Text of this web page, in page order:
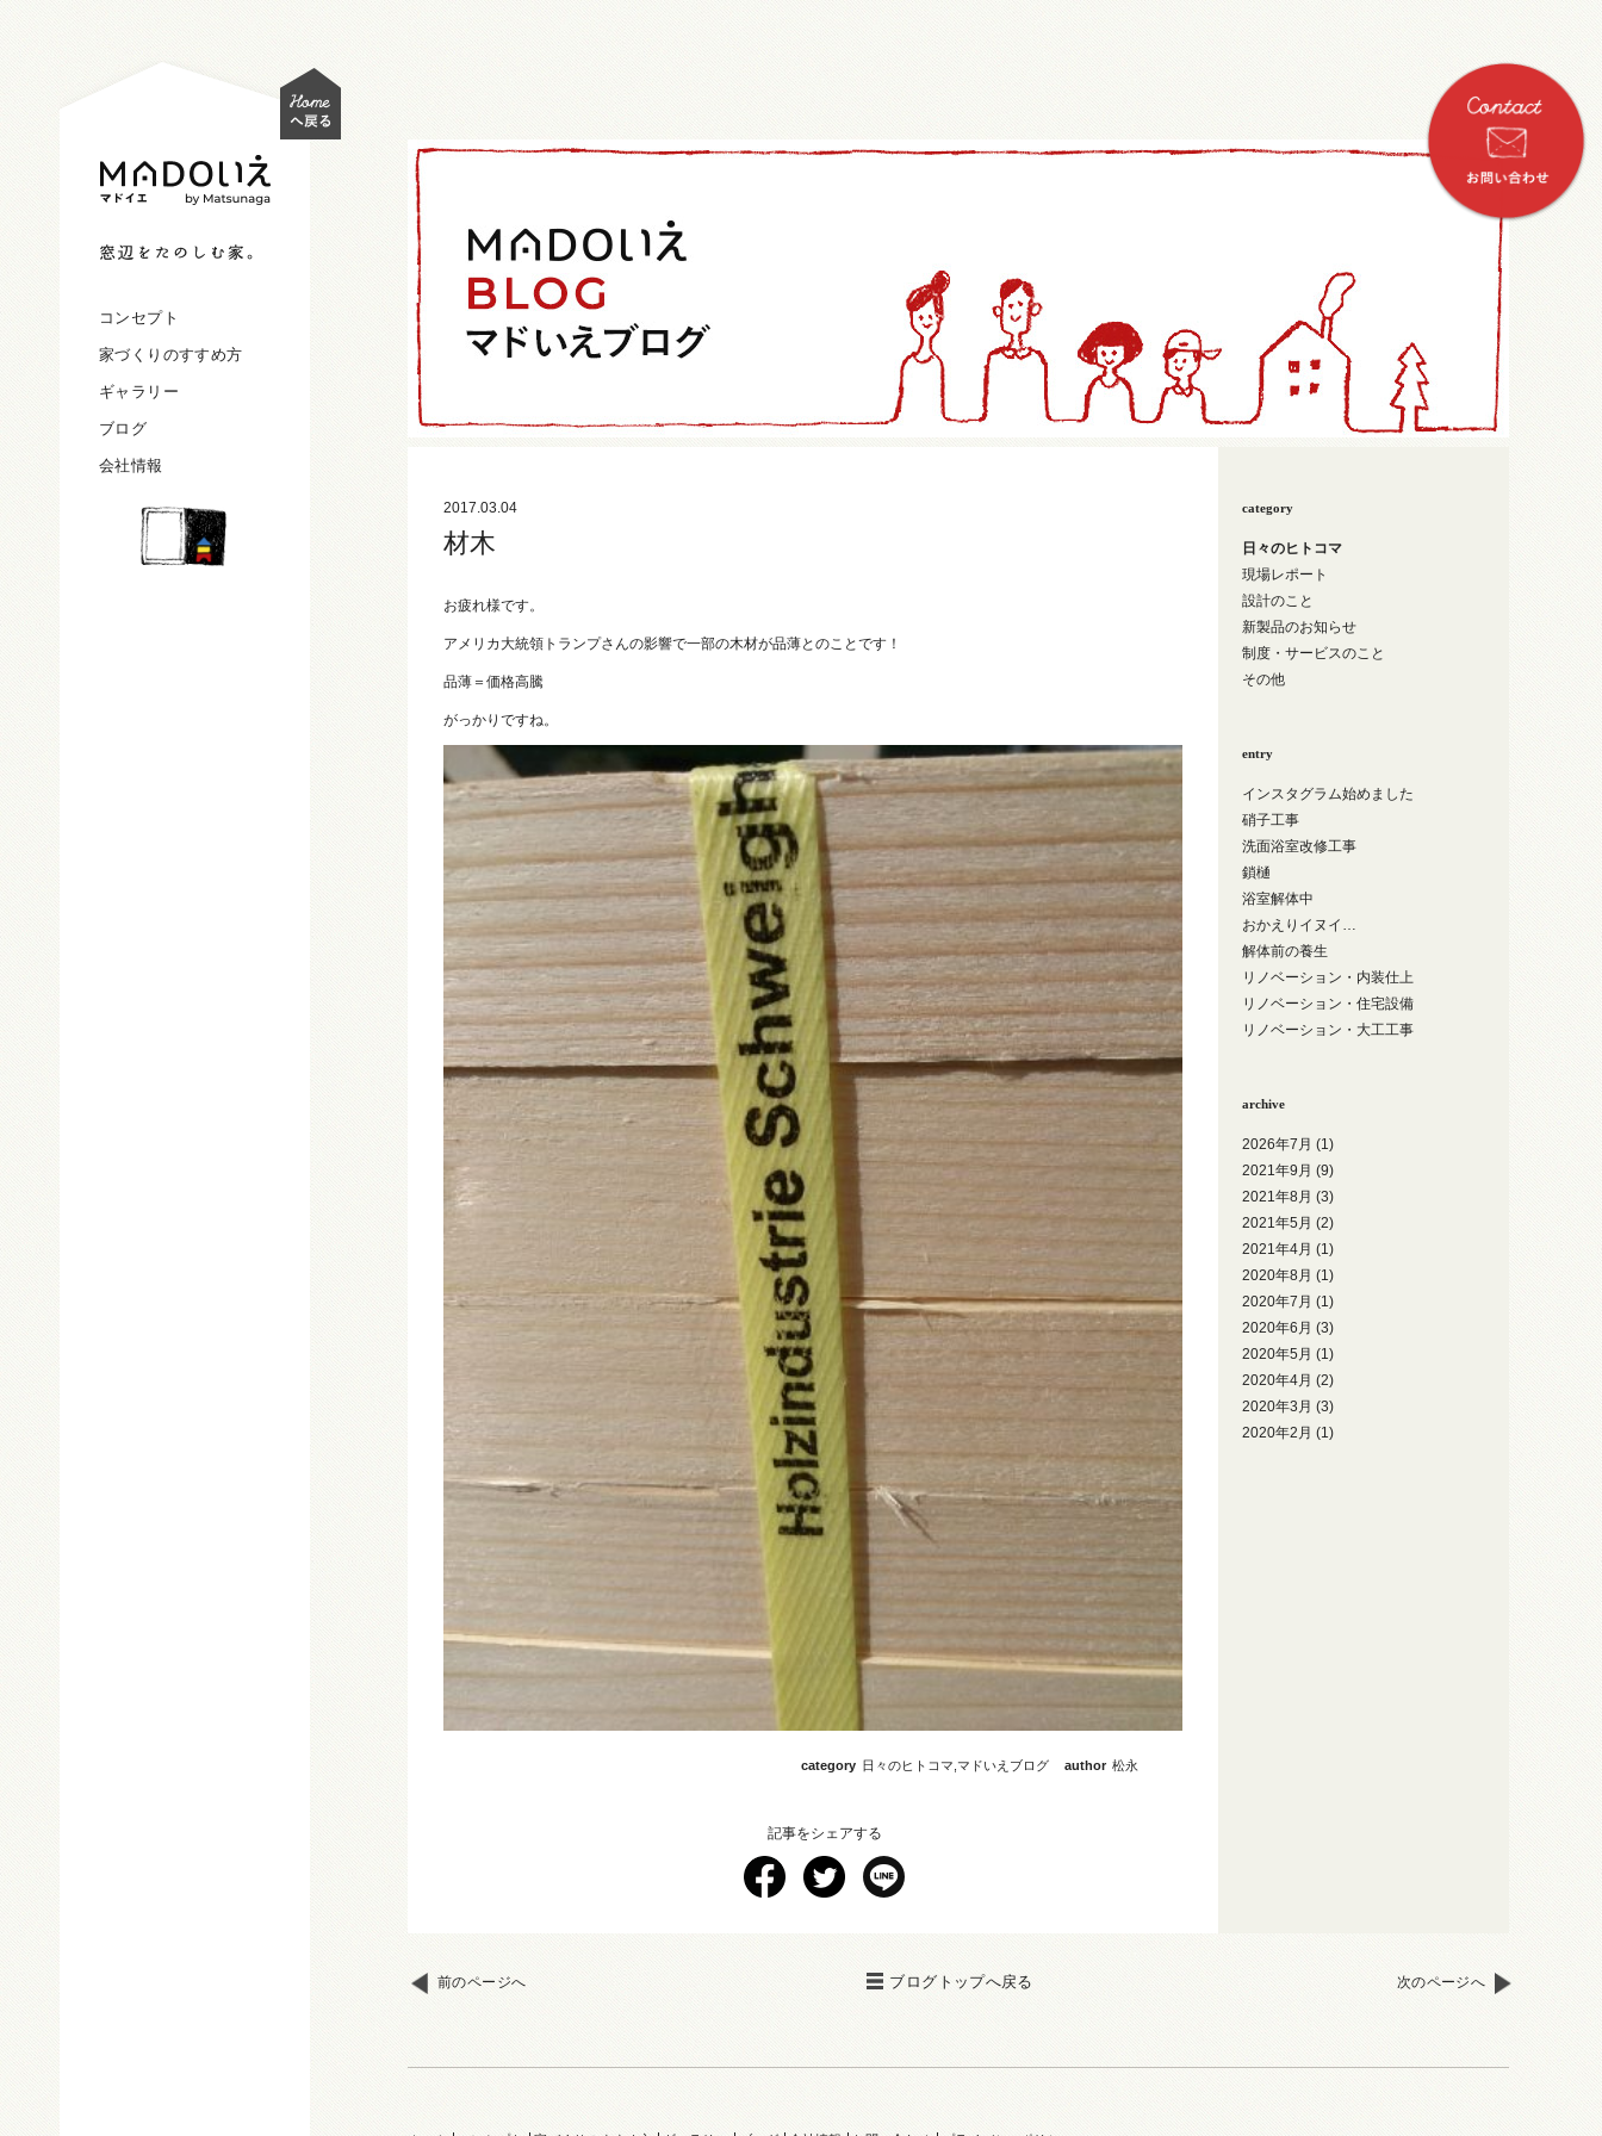
コンセプト
家づくりのすすめ方
ギャラリー
ブログ
会社情報
2017.03.04
材木
お疲れ様です。
アメリカ大統領トランプさんの影響で一部の木材が品薄とのことです！
品薄＝価格高騰
がっかりですね。
category 日々のヒトコマ マドいえブログ author 松永
記事をシェアする
category
日々のヒトコマ
現場レポート
設計のこと
新製品のお知らせ
制度・サービスのこと
その他
entry
インスタグラム始めました
硝子工事
洗面浴室改修工事
鎖樋
浴室解体中
おかえりイヌイ…
解体前の養生
リノベーション・内装仕上
リノベーション・住宅設備
リノベーション・大工工事
archive
2026年7月 (1)
2021年9月 (9)
2021年8月 (3)
2021年5月 (2)
2021年4月 (1)
2020年8月 (1)
2020年7月 (1)
2020年6月 (3)
2020年5月 (1)
2020年4月 (2)
2020年3月 (3)
2020年2月 (1)
前のページへ ブログトップへ戻る 次のページへ